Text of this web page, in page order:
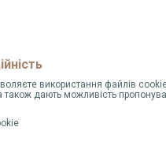
використання файлів
також дають можливість